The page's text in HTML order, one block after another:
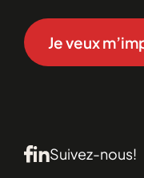
Je veux
Suivez-nous!